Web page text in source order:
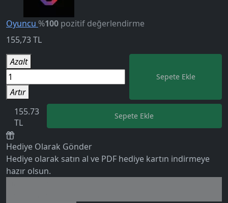
5.0
Oyuncu %100 pozitif değerlendirme
155,73TL
Azalt
Artır
Sepete Ekle
155.73
TL
Sepete Ekle
Hediye Olarak Gönder
Hediye olarak satın al ve PDF hediye kartın indirmeye
hazır olsun.